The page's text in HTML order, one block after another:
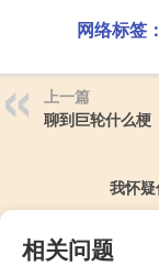
网络标签：
上一篇
聊到巨轮什么梗
我怀
相关问题